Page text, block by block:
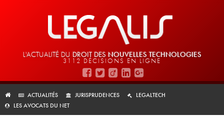
L'ACTUALITÉ DU DROIT DES NOUVELLES TECHNOLOGIES
3112 DÉCISIONS EN LIGNE
ACTUALITÉS JURISPRUDENCES
LEGALTECH
LES AVOCATS DU NET